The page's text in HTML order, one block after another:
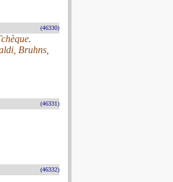
(46330)
Bruhns,
(46331)
(46332)